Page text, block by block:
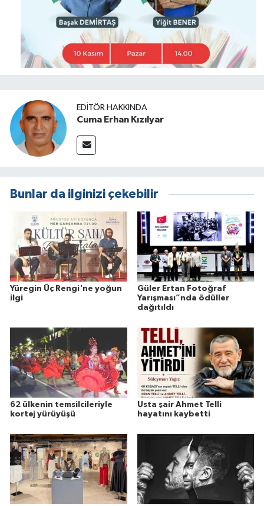
EDITÖR HAKKINDA
Cuma Erhan Kızılyar
Bunlar da ilginizi çekebilir
Yüregin Üç Rengi'ne yoğun
ilgi
Güler Ertan Fotoğraf
Yarışması”nda ödüller
dağıtıldı
62 ülkenin temsilcileriyle
kortej yürüyüşü
Usta şair Ahmet Telli
hayatını kaybetti